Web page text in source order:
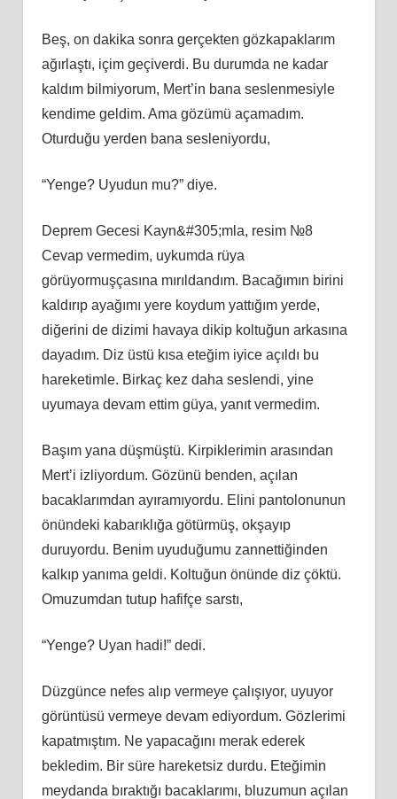
Beş, on dakika sonra gerçekten gözkapaklarım
ağırlaştı, içim geçiverdi. Bu durumda ne kadar
kaldım bilmiyorum, Mert’in bana seslenmesiyle
kendime geldim. Ama gözümü açamadım.
Oturduğu yerden bana sesleniyordu,
“Yenge? Uyudun mu?” diye.
Deprem Gecesi Kayn&#305;mla, resim №8
Cevap vermedim, uykumda rüya
görüyormuşçasına mırıldandım. Bacağımın birini
kaldırıp ayağımı yere koydum yattığım yerde,
diğerini de dizimi havaya dikip koltuğun arkasına
dayadım. Diz üstü kısa eteğim iyice açıldı bu
hareketimle. Birkaç kez daha seslendi, yine
uyumaya devam ettim güya, yanıt vermedim.
Başım yana düşmüştü. Kirpiklerimin arasından
Mert’i izliyordum. Gözünü benden, açılan
bacaklarımdan ayıramıyordu. Elini pantolonunun
önündeki kabarıklığa götürmüş, okşayıp
duruyordu. Benim uyuduğumu zannettiğinden
kalkıp yanıma geldi. Koltuğun önünde diz çöktü.
Omuzumdan tutup hafifçe sarstı,
“Yenge? Uyan hadi!” dedi.
Düzgünce nefes alıp vermeye çalışıyor, uyuyor
görüntüsü vermeye devam ediyordum. Gözlerimi
kapatmıştım. Ne yapacağını merak ederek
bekledim. Bir süre hareketsiz durdu. Eteğimin
meydanda bıraktığı bacaklarımı, bluzumun açılan